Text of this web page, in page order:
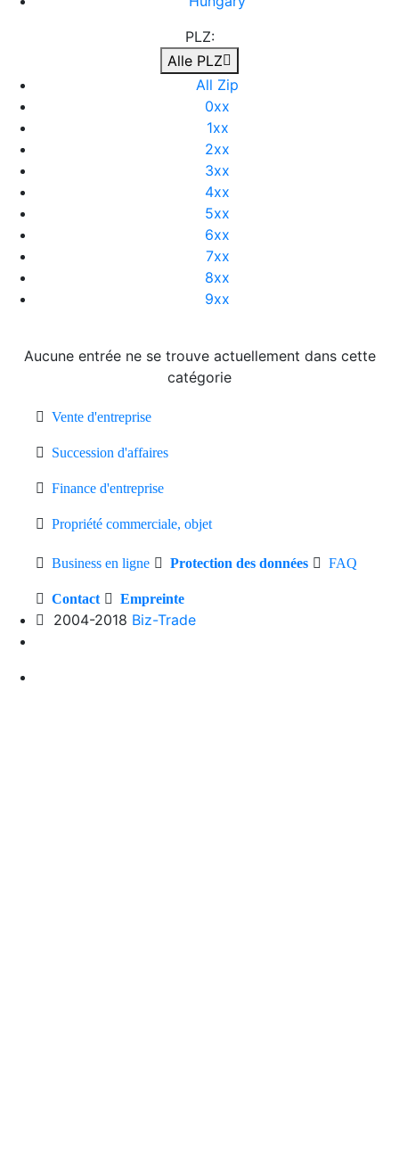
PLZ:
Alle PLZ
All Zip
0xx
1xx
2xx
3xx
4xx
5xx
6xx
7xx
8xx
9xx
Aucune entrée ne se trouve actuellement dans cette
catégorie
Vente d'entreprise
Succession d'affaires
Finance d'entreprise
Propriété commerciale, objet
Business en ligne Protection des données FAQ
Contact Empreinte
2004-2018 Biz-Trade